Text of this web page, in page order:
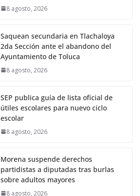
8 agosto, 2026
Saquean secundaria en Tlachaloya
2da Sección ante el abandono del
Ayuntamiento de Toluca
8 agosto, 2026
SEP publica guía de lista oficial de
útiles escolares para nuevo ciclo
escolar
8 agosto, 2026
Morena suspende derechos
partidistas a diputadas tras burlas
sobre adultos mayores
8 agosto, 2026